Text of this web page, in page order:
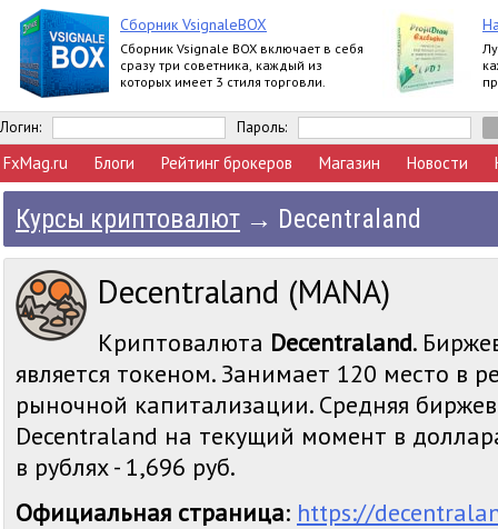
Сборник VsignaleBOX
Сборник Vsignale BOX включает в себя
сразу три советника, каждый из
которых имеет 3 стиля торговли.
Логин: Пароль:
FxMag.ru Блоги Рейтинг брокеров Магазин Новости
Курсы криптовалют → Decentraland
Decentraland (MANA)
Криптовалюта Decentraland.
является токеном. Занимает 120 место в
рыночной капитализации. Средняя
Decentraland на текущий момент в
в рублях - 1,696 руб.
Официальная страница: https://